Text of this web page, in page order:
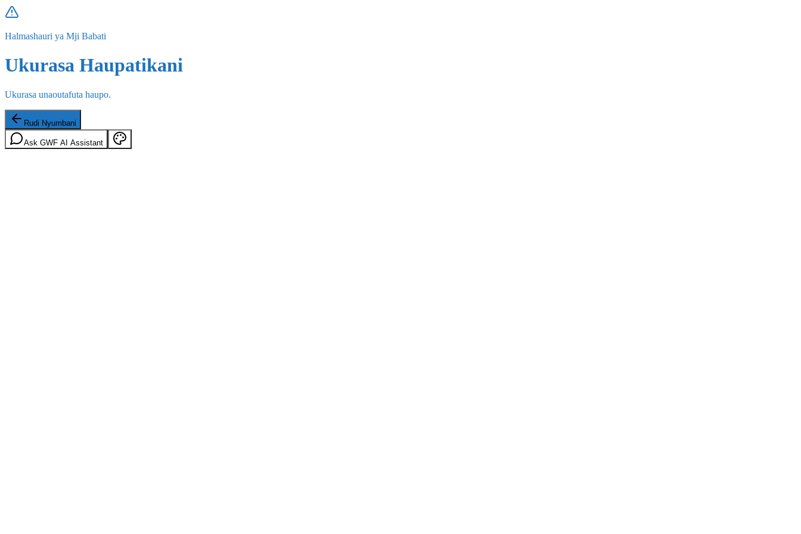
Halmashauri ya Mji Babati
Ukurasa Haupatikani
Ukurasa unaoutafuta haupo.
Rudi Nyumbani
Ask GWF AI Assistant